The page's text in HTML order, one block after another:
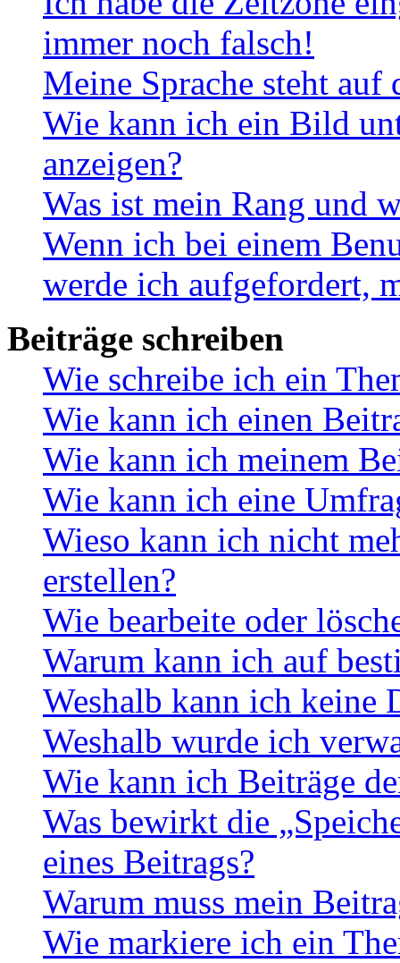
immer noch falsch!
Meine Sprache steht
Wie kann ich ein Bild
anzeigen?
Was ist mein Rang und
Wenn ich bei einem
werde ich aufgefordert,
Beiträge schreiben
Wie schreibe ich ein
Wie kann ich einen
Wie kann ich meinem
Wie kann ich eine
Wieso kann ich nicht
erstellen?
Wie bearbeite oder
Warum kann ich auf
Weshalb kann ich keine
Weshalb wurde ich
Wie kann ich Beiträge
Was bewirkt die
eines Beitrags?
Warum muss mein
Wie markiere ich ein